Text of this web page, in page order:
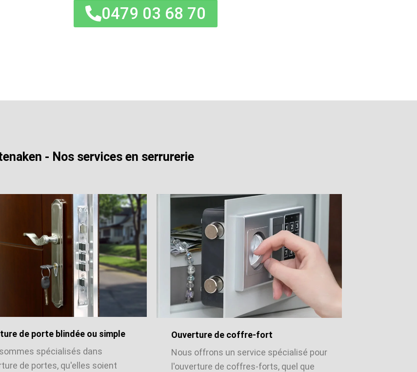
0479 03 68 70
- Nos services en serrurerie
de porte blindée ou simple
spécialisés dans
de portes, qu'elles soient
Ouverture de coffre-fort
Nous offrons un service spécialisé pour
l'ouverture de coffres-forts, quel que